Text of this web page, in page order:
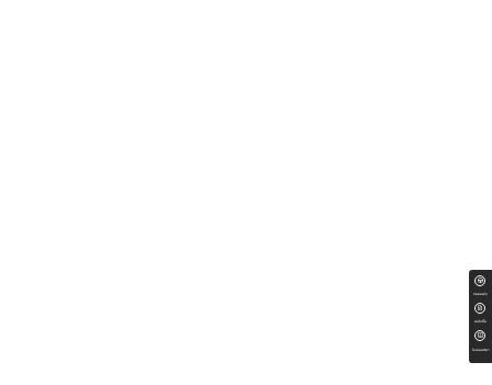
ทดลองขับ
สนใจซื้อ
ใบเสนอราคา